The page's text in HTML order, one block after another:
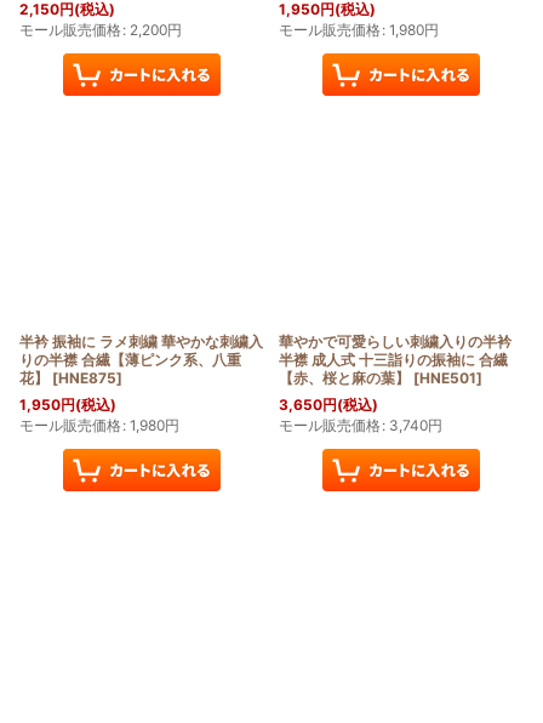
2,150円(税込)
モール販売価格: 2,200円
1,950円(税込)
モール販売価格: 1,980円
半衿 振袖に ラメ刺繍 華やかな刺繍入
りの半襟 合繊【薄ピンク系、八重
花】
[HNE875]
1,950円(税込)
モール販売価格: 1,980円
華やかで可愛らしい刺繍入りの半衿
半襟 成人式 十三詣りの振袖に 合繊
【赤、桜と麻の葉】
[HNE501]
3,650円(税込)
モール販売価格: 3,740円